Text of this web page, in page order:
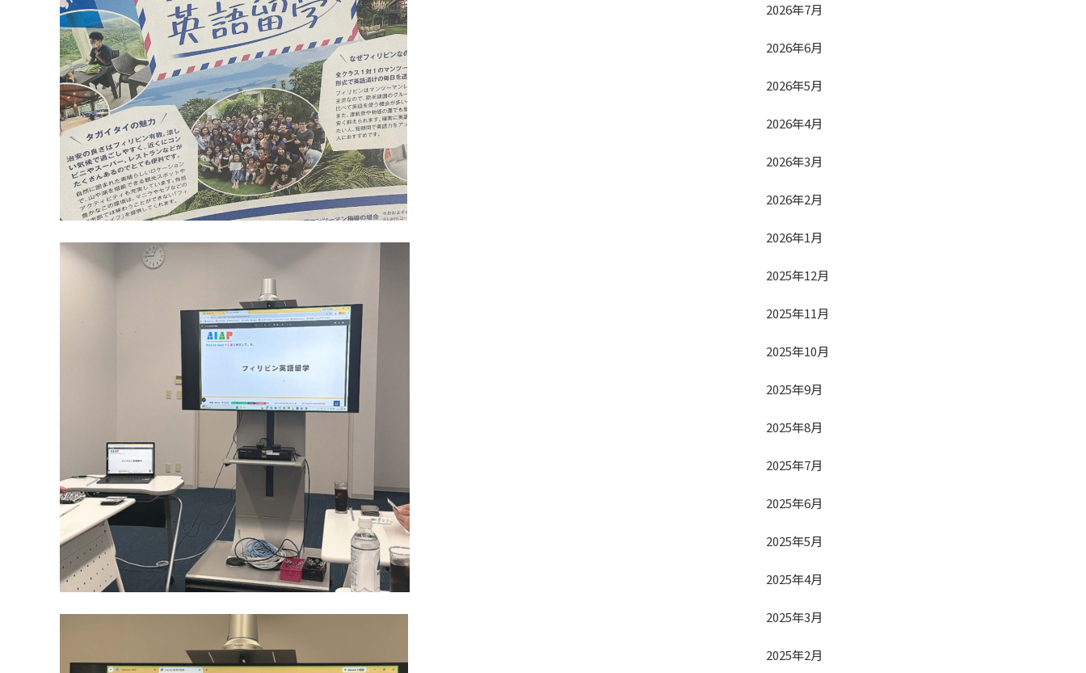
2026年7月
2026年6月
2026年5月
2026年4月
2026年3月
2026年2月
2026年1月
2025年12月
2025年11月
2025年10月
2025年9月
2025年8月
2025年7月
2025年6月
2025年5月
2025年4月
2025年3月
2025年2月